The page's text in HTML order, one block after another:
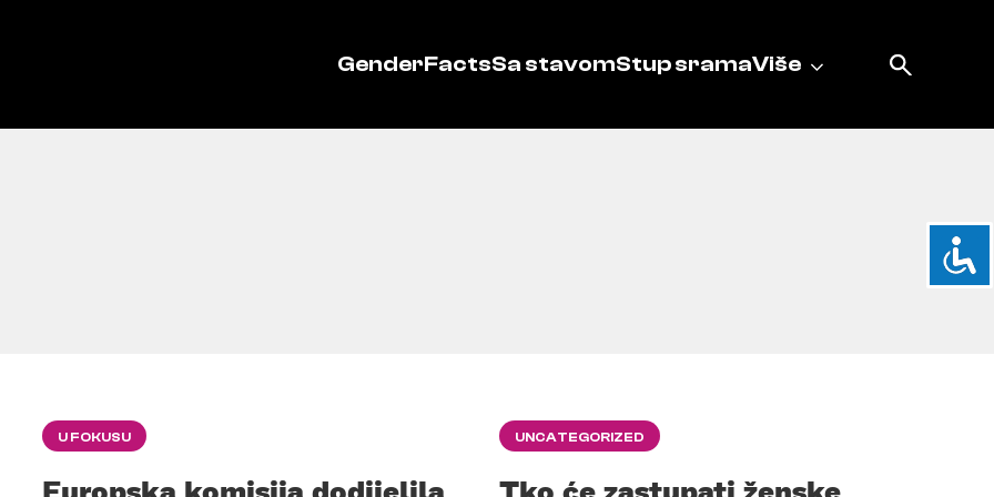
GenderFactsSa stavomStup sramaViše
U FOKUSU UNCATEGORIZED